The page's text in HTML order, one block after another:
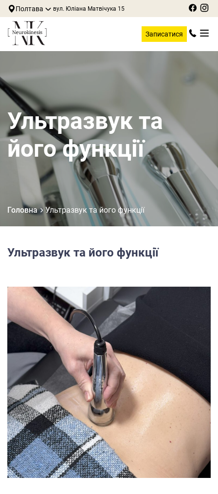
Полтава вул. Юліана Матвічука 15
Записатися
Ультразвук та
його функції
Головна Ультразвук та його функції
Ультразвук та його функції